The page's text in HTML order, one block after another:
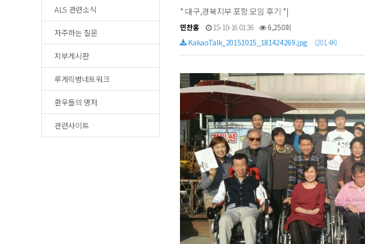
ALS 관련소식
자주하는 질문
지부게시판
루게릭병네트워크
환우들의 명저
관련사이트
* 대구,경북지부 포항 모임 후기 *|
민찬홍 15-10-16 01:36
6,250회
KakaoTalk_20151015_181424269.jpg
(201.4K)